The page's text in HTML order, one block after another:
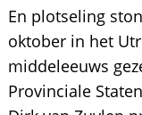
En plotseling
oktober in het
middeleeuws
Provinciale